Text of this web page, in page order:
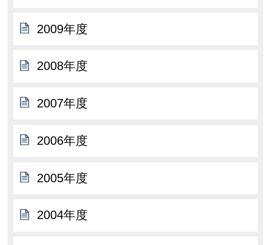
2009年度
2008年度
2007年度
2006年度
2005年度
2004年度